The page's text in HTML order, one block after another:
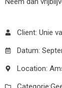
Client: Unie
Datum:
Location: